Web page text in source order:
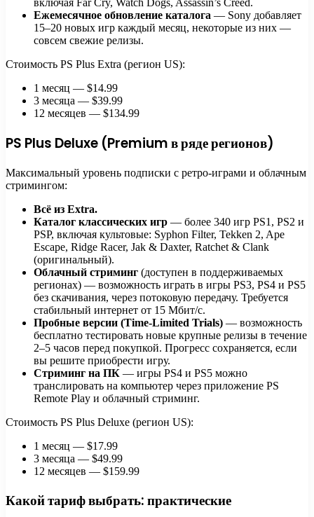
включая Far Cry, Watch Dogs, Assassin’s Creed.
Ежемесячное обновление каталога — Sony добавляет
15–20 новых игр каждый месяц, некоторые из них —
совсем свежие релизы.
Стоимость PS Plus Extra (регион US):
1 месяц — $14.99
3 месяца — $39.99
12 месяцев — $134.99
PS Plus Deluxe (Premium в ряде регионов)
Максимальный уровень подписки с ретро-играми и облачным
стримингом:
Всё из Extra.
Каталог классических игр — более 340 игр PS1, PS2 и
PSP, включая культовые: Syphon Filter, Tekken 2, Ape
Escape, Ridge Racer, Jak & Daxter, Ratchet & Clank
(оригинальный).
Облачный стриминг (доступен в поддерживаемых
регионах) — возможность играть в игры PS3, PS4 и PS5
без скачивания, через потоковую передачу. Требуется
стабильный интернет от 15 Мбит/с.
Пробные версии (Time-Limited Trials) — возможность
бесплатно тестировать новые крупные релизы в течение
2–5 часов перед покупкой. Прогресс сохраняется, если
вы решите приобрести игру.
Стриминг на ПК — игры PS4 и PS5 можно
транслировать на компьютер через приложение PS
Remote Play и облачный стриминг.
Стоимость PS Plus Deluxe (регион US):
1 месяц — $17.99
3 месяца — $49.99
12 месяцев — $159.99
Какой тариф выбрать: практические